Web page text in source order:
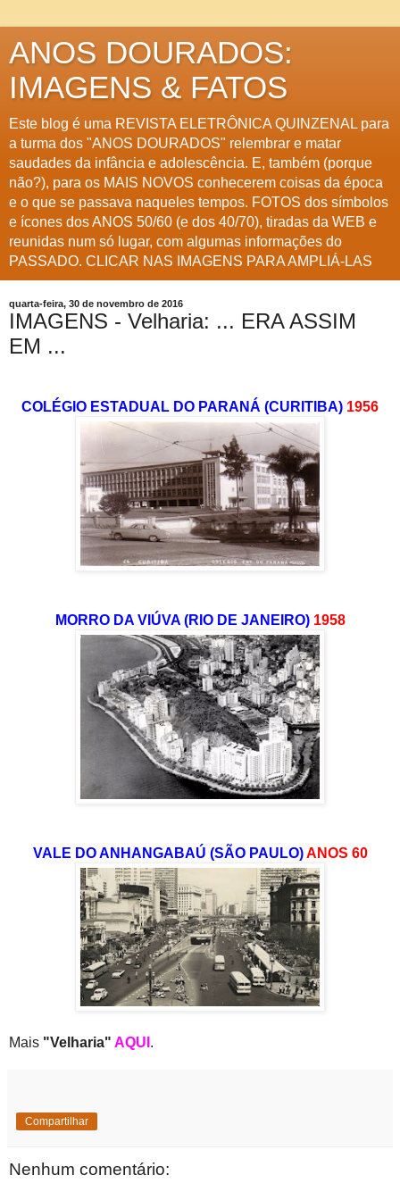
ANOS DOURADOS:
IMAGENS & FATOS
Este blog é uma REVISTA ELETRÔNICA QUINZENAL para
a turma dos "ANOS DOURADOS" relembrar e matar
saudades da infância e adolescência. E, também (porque
não?), para os MAIS NOVOS conhecerem coisas da época
e o que se passava naqueles tempos. FOTOS dos símbolos
e ícones dos ANOS 50/60 (e dos 40/70), tiradas da WEB e
reunidas num só lugar, com algumas informações do
PASSADO. CLICAR NAS IMAGENS PARA AMPLIÁ-LAS
quarta-feira, 30 de novembro de 2016
IMAGENS - Velharia: ... ERA ASSIM
EM ...
COLÉGIO ESTADUAL DO PARANÁ (CURITIBA) 1956
MORRO DA VIÚVA (RIO DE JANEIRO) 1958
VALE DO ANHANGABAÚ (SÃO PAULO)ANOS 60
Mais "Velharia" AQUI .
Compartilhar
Nenhum comentário: